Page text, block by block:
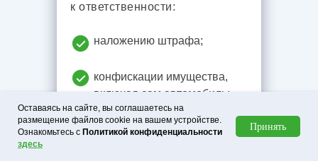
к ответственности:
наложению штрафа;
конфискации имущества,
включая сам автомобиль;
лишению водительских прав;
Оставаясь на сайте, вы соглашаетесь на
размещение файлов cookie на вашем устройстве.
Ознакомьтесь с Политикой конфиденциальности
здесь
Принять